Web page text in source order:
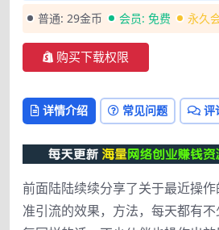
普通: 29金币 会员: 免费 永久
购买下载权限
详情介绍 常见问题 评
前面陆陆续续分享了关于最近操
准引流的效果，方法，每天都有